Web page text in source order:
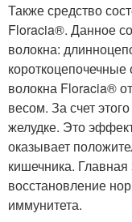
Также средство
Floracia®. Данное
волокна:
волокна Floracia®
весом. За счет
желудке. Это
оказывает
кишечника.
восстановление
иммунитета.